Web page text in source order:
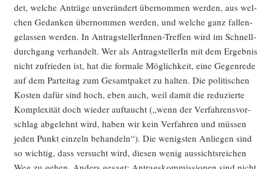
det, wel­che Anträ­ge unver­än­dert über­nom­men wer­den, aus wel­
chen Gedan­ken über­nom­men wer­den, und wel­che ganz fal­len­
ge­las­sen wer­den. In Antrag­stel­le­rIn­nen-Tref­fen wird im Schnell­
durch­gang ver­han­delt. Wer als Antrag­stel­le­rIn mit dem Ergeb­nis
nicht zufrie­den ist, hat die for­ma­le Mög­lich­keit, eine Gegen­re­de
auf dem Par­tei­tag zum Gesamt­pa­ket zu hal­ten. Die poli­ti­schen
Kos­ten dafür sind hoch, eben auch, weil damit die redu­zier­te
Kom­ple­xi­tät doch wie­der auf­taucht („wenn der Ver­fah­rens­vor­
schlag abge­lehnt wird, haben wir kein Ver­fah­ren und müs­sen
jeden Punkt ein­zeln behan­deln“). Die wenigs­ten Anlie­gen sind
so wich­tig, dass ver­sucht wird, die­sen wenig aus­sichts­rei­chen